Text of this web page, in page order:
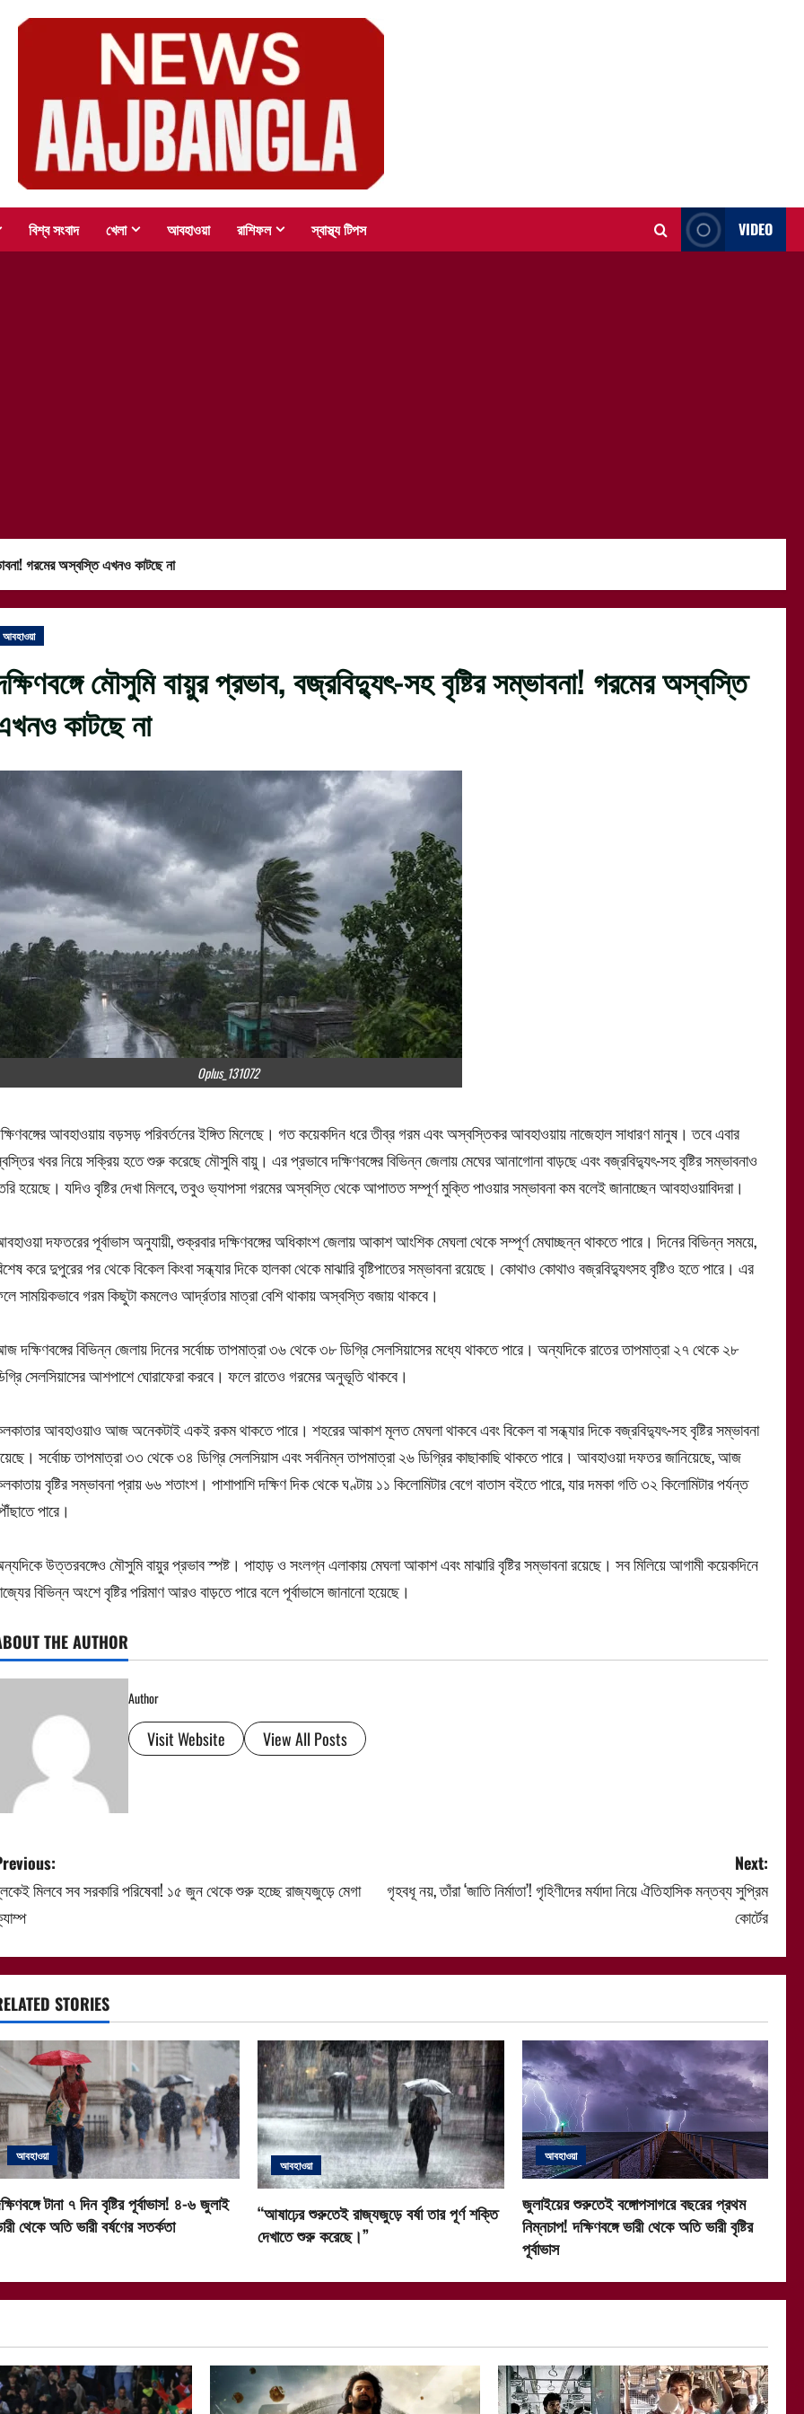
বিশ্ব সংবাদ খেলা আবহাওয়া রাশিফল স্বাস্থ্য টিপস VIDEO
গরমের অস্বস্তি এখনও কাটছে না
আবহাওয়া
মৌসুমি বায়ুর প্রভাব, বজ্রবিদ্যুৎ-সহ বৃষ্টির সম্ভাবনা! গরমের অস্বস্তি
কাটছে না
Oplus_131072
আবহাওয়ায় বড়সড় পরিবর্তনের ইঙ্গিত মিলেছে। গত কয়েকদিন ধরে তীব্র গরম এবং অস্বস্তিকর আবহাওয়ায় নাজেহাল সাধারণ মানুষ। তবে এবার
খবর নিয়ে সক্রিয় হতে শুরু করেছে মৌসুমি বায়ু। এর প্রভাবে দক্ষিণবঙ্গের বিভিন্ন জেলায় মেঘের আনাগোনা বাড়ছে এবং বজ্রবিদ্যুৎ-সহ বৃষ্টির সম্ভাবনাও
হয়েছে। যদিও বৃষ্টির দেখা মিলবে, তবুও ভ্যাপসা গরমের অস্বস্তি থেকে আপাতত সম্পূর্ণ মুক্তি পাওয়ার সম্ভাবনা কম বলেই জানাচ্ছেন আবহাওয়াবিদরা।
দফতরের পূর্বাভাস অনুযায়ী, শুক্রবার দক্ষিণবঙ্গের অধিকাংশ জেলায় আকাশ আংশিক মেঘলা থেকে সম্পূর্ণ মেঘাচ্ছন্ন থাকতে পারে। দিনের বিভিন্ন সময়ে,
করে দুপুরের পর থেকে বিকেল কিংবা সন্ধ্যার দিকে হালকা থেকে মাঝারি বৃষ্টিপাতের সম্ভাবনা রয়েছে। কোথাও কোথাও বজ্রবিদ্যুৎসহ বৃষ্টিও হতে পারে। এর
সাময়িকভাবে গরম কিছুটা কমলেও আর্দ্রতার মাত্রা বেশি থাকায় অস্বস্তি বজায় থাকবে।
দক্ষিণবঙ্গের বিভিন্ন জেলায় দিনের সর্বোচ্চ তাপমাত্রা ৩৬ থেকে ৩৮ ডিগ্রি সেলসিয়াসের মধ্যে থাকতে পারে। অন্যদিকে রাতের তাপমাত্রা ২৭ থেকে ২৮
সেলসিয়াসের আশপাশে ঘোরাফেরা করবে। ফলে রাতেও গরমের অনুভূতি থাকবে।
আবহাওয়াও আজ অনেকটাই একই রকম থাকতে পারে। শহরের আকাশ মূলত মেঘলা থাকবে এবং বিকেল বা সন্ধ্যার দিকে বজ্রবিদ্যুৎ-সহ বৃষ্টির সম্ভাবনা
সর্বোচ্চ তাপমাত্রা ৩৩ থেকে ৩৪ ডিগ্রি সেলসিয়াস এবং সর্বনিম্ন তাপমাত্রা ২৬ ডিগ্রির কাছাকাছি থাকতে পারে। আবহাওয়া দফতর জানিয়েছে, আজ
বৃষ্টির সম্ভাবনা প্রায় ৬৬ শতাংশ। পাশাপাশি দক্ষিণ দিক থেকে ঘণ্টায় ১১ কিলোমিটার বেগে বাতাস বইতে পারে, যার দমকা গতি ৩২ কিলোমিটার পর্যন্ত
পারে।
উত্তরবঙ্গেও মৌসুমি বায়ুর প্রভাব স্পষ্ট। পাহাড় ও সংলগ্ন এলাকায় মেঘলা আকাশ এবং মাঝারি বৃষ্টির সম্ভাবনা রয়েছে। সব মিলিয়ে আগামী কয়েকদিনে
বিভিন্ন অংশে বৃষ্টির পরিমাণ আরও বাড়তে পারে বলে পূর্বাভাসে জানানো হয়েছে।
THE AUTHOR
Author
Visit Website View All Posts
মিলবে সব সরকারি পরিষেবা! ১৫ জুন থেকে শুরু হচ্ছে রাজ্যজুড়ে মেগা
Next:
গৃহবধূ নয়, তাঁরা ‘জাতি নির্মাতা’! গৃহিণীদের মর্যাদা নিয়ে ঐতিহাসিক মন্তব্য সুপ্রিম
কোর্টের
STORIES
আবহাওয়া
টানা ৭ দিন বৃষ্টির পূর্বাভাস! ৪-৬ জুলাই
থেকে অতি ভারী বর্ষণের সতর্কতা
আবহাওয়া
“আষাঢ়ের শুরুতেই রাজ্যজুড়ে বর্ষা তার পূর্ণ শক্তি
দেখাতে শুরু করেছে।”
আবহাওয়া
জুলাইয়ের শুরুতেই বঙ্গোপসাগরে বছরের প্রথম
নিম্নচাপ! দক্ষিণবঙ্গে ভারী থেকে অতি ভারী বৃষ্টির
পূর্বাভাস